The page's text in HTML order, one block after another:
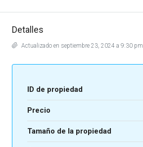
Detalles
Actualizado en septiembre 23, 2024 a 9:30 pm
ID de propiedad
Precio
Tamaño de la propiedad